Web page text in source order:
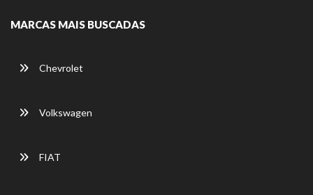
MARCAS MAIS BUSCADAS
Chevrolet
Volkswagen
FIAT